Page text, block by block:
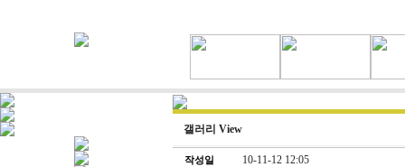
갤러리 View
작성일 10-11-12 12:05